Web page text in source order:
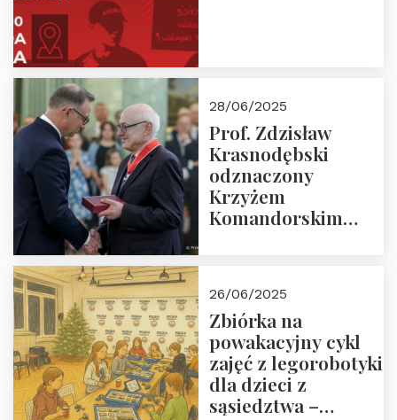
28/06/2025
Prof. Zdzisław
Krasnodębski
odznaczony
Krzyżem
Komandorskim
26/06/2025
Zbiórka na
powakacyjny cykl
zajęć z legorobotyki
dla dzieci z
sąsiedztwa –